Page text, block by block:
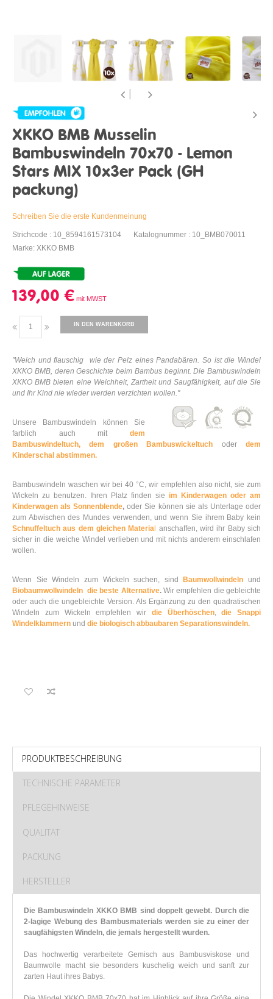
XKKO BMB Musselin
Bambuswindeln 70x70 - Lemon
Stars MIX 10x3er Pack (GH
packung)
Schreiben Sie die erste Kundenmeinung
Strichcode : 10_8594161573104
Katalognummer : 10_BMB070011
Marke: XKKO BMB
139,00 €
IN DEN WARENKORB
"Weich und flauschig wie der Pelz eines Pandabären. So ist die Windel
XKKO BMB, deren Geschichte beim Bambus beginnt. Die Bambuswindeln
XKKO BMB bieten eine Weichheit, Zartheit und Saugfähigkeit, auf die Sie
und Ihr Kind nie wieder werden verzichten wollen."
Unsere Bambuswindeln können Sie
farblich auch mitdem
Bambuswindeltuch,
dem großen Bambuswickeltuch oderdem
Kinderschal abstimmen.
Bambuswindeln waschen wir bei 40 °C, wir empfehlen also nicht, sie zum
Wickeln zu benutzen. Ihren Platz finden sie im Kinderwagen oder am
Kinderwagen als Sonnenblende, oder Sie können sie als Unterlage oder
zum Abwischen des Mundes verwenden, und wenn Sie ihrem Baby kein
Schnuffeltuch aus dem gleichen Materia anschaffen, wird ihr Baby sich
sicher in die weiche Windel verlieben und mit nichts anderem einschlafen
wollen.
Wenn Sie Windeln zum Wickeln suchen, sind Baumwollwindeln und
Biobaumwollwindeln die beste Alternative.Wir empfehlen die gebleichte
oder auch die ungebleichte Version. Als Ergänzung zu den quadratischen
Windeln zum Wickeln empfehlen wir die Überhöschen,die Snappi
Windelklammern und die biologisch abbaubaren Separationswindeln.
PRODUKTBESCHREIBUNG
TECHNISCHE PARAMETER
PFLEGEHINWEISE
QUALITÄT
PACKUNG
HERSTELLER
Die Bambuswindeln XKKO BMB sind doppelt gewebt. Durch die
2-lagige Webung des Bambusmaterials werden sie zu einer der
saugfähigsten Windeln, die jemals hergestellt wurden.
Das hochwertig verarbeitete Gemisch aus Bambusviskose und
Baumwolle macht sie besonders kuschelig weich und sanft zur
zarten Haut ihres Babys.